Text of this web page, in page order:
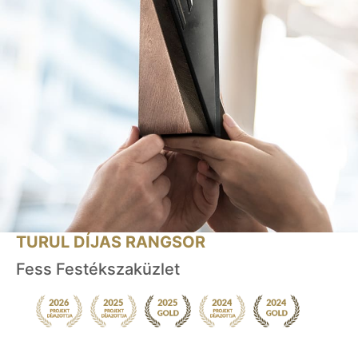
TURUL DÍJAS RANGSOR
Fess Festékszaküzlet